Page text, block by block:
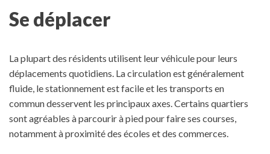
Se déplacer
La plupart des résidents utilisent leur véhicule pour leurs
déplacements quotidiens. La circulation est généralement
fluide, le stationnement est facile et les transports en
commun desservent les principaux axes. Certains quartiers
sont agréables à parcourir à pied pour faire ses courses,
notamment à proximité des écoles et des commerces.